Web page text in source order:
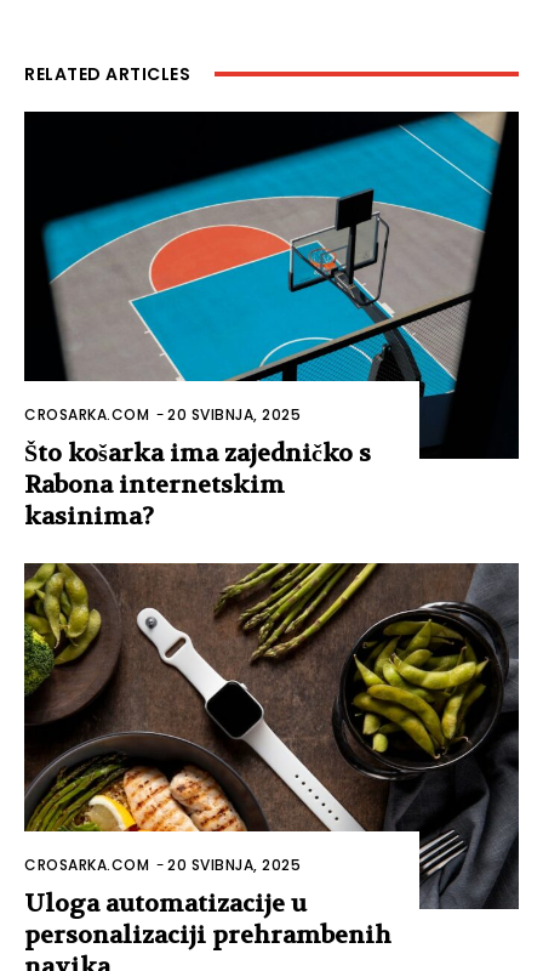
RELATED ARTICLES
CROSARKA.COM -20 SVIBNJA, 2025
Što košarka ima zajedničko s
Rabona internetskim
kasinima?
CROSARKA.COM -20 SVIBNJA, 2025
Uloga automatizacije u
personalizaciji prehrambenih